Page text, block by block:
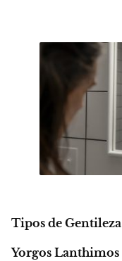
Tipos de Gentileza
Yorgos Lanthimos